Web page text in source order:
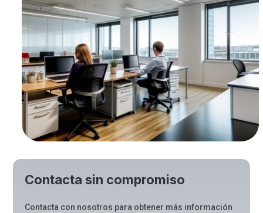
Contacta sin compromiso
Contacta con nosotros para obtener más información